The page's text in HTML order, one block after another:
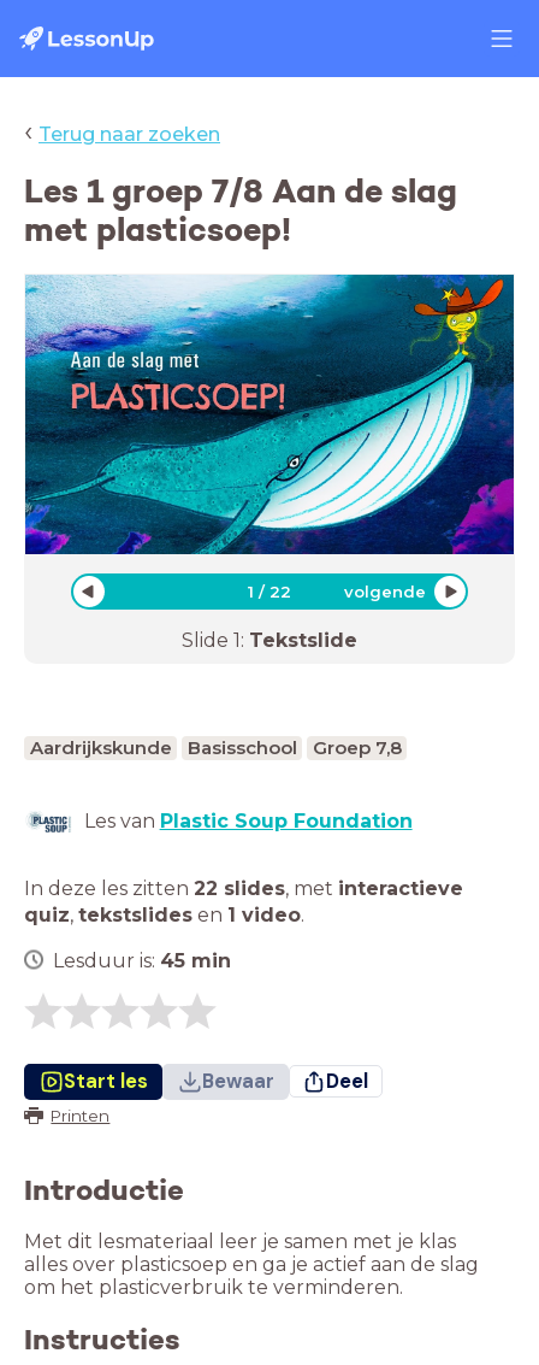
‹ Terug naar zoeken
Les 1 groep 7/8 Aan de slag
met plasticsoep!
1 /22 volgende
Slide 1: Tekstslide
Aardrijkskunde Basisschool Groep 7,8
Les van Plastic Soup Foundation
In deze les zitten 22 slides, met interactieve
quiz, tekstslides en 1 video.
Lesduur is: 45 min
Start les Bewaar Deel
Printen
Introductie
Met dit lesmateriaal leer je samen met je klas
alles over plasticsoep en ga je actief aan de slag
om het plasticverbruik te verminderen.
Instructies